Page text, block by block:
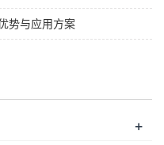
势与应用方案
+